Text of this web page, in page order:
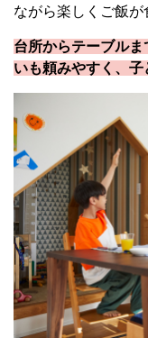
ながら楽しくご飯が
台所からテーブル
いも頼みやすく、子